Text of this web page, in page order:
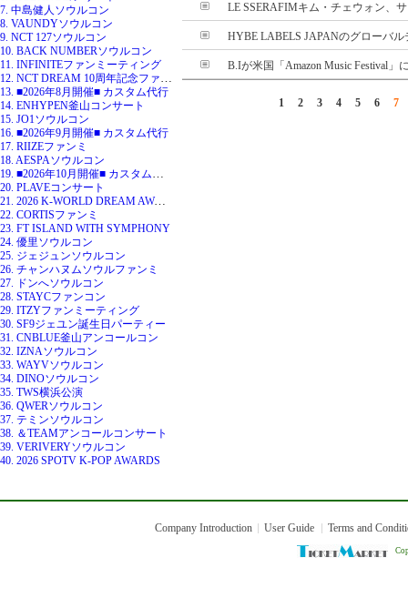
7. 中島健人ソウルコン
8. VAUNDYソウルコン
9. NCT 127ソウルコン
10. BACK NUMBERソウルコン
11. INFINITEファンミーティング
12. NCT DREAM 10周年記念ファンミ
13. ■2026年8月開催■ カスタム代行
14. ENHYPEN釜山コンサート
15. JO1ソウルコン
16. ■2026年9月開催■ カスタム代行
17. RIIZEファンミ
18. AESPAソウルコン
19. ■2026年10月開催■ カスタム代行
20. PLAVEコンサート
21. 2026 K-WORLD DREAM AWARDS
22. CORTISファンミ
23. FT ISLAND WITH SYMPHONY
24. 優里ソウルコン
25. ジェジュンソウルコン
26. チャンハヌムソウルファンミ
27. ドンへソウルコン
28. STAYCファンコン
29. ITZYファンミーティング
30. SF9ジェユン誕生日パーティー
31. CNBLUE釜山アンコールコン
32. IZNAソウルコン
33. WAYVソウルコン
34. DINOソウルコン
35. TWS横浜公演
36. QWERソウルコン
37. テミンソウルコン
38. ＆TEAMアンコールコンサート
39. VERIVERYソウルコン
40. 2026 SPOTV K-POP AWARDS
LE SSERAFIMキム・チェウォン、
HYBE LABELS JAPANのグローバル
B.Iが米国「Amazon Music Festival」
1 2 3 4 5 6 7
Company Introduction User Guide Terms and